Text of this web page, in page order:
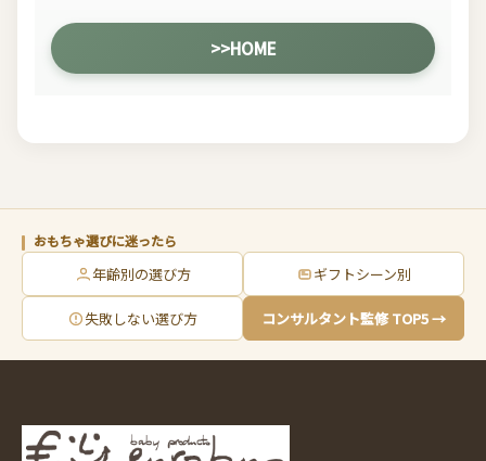
>>HOME
おもちゃ選びに迷ったら
年齢別の選び方 ギフトシーン別
失敗しない選び方 コンサルタント監修 TOP5 →